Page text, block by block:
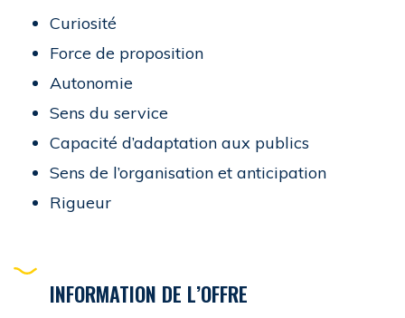
Curiosité
Force de proposition
Autonomie
Sens du service
Capacité d’adaptation aux publics
Sens de l’organisation et anticipation
Rigueur
INFORMATION DE L’OFFRE